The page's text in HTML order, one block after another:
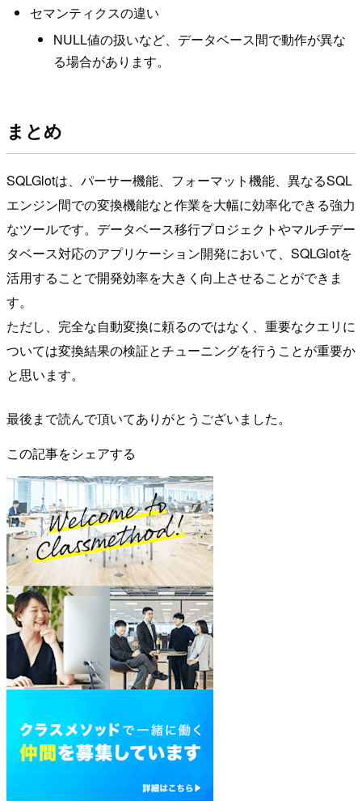
セマンティクスの違い
NULL値の扱いなど、データベース間で動作が異な
る場合があります。
まとめ
SQLGlotは、パーサー機能、フォーマット機能、異なるSQL
エンジン間での変換機能なと作業を大幅に効率化できる強力
なツールです。データベース移行プロジェクトやマルチデー
タベース対応のアプリケーション開発において、SQLGlotを
活用することで開発効率を大きく向上させることができま
す。
ただし、完全な自動変換に頼るのではなく、重要なクエリに
ついては変換結果の検証とチューニングを行うことが重要か
と思います。
最後まで読んで頂いてありがとうございました。
この記事をシェアする